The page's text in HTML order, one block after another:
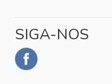
SIGA-NOS